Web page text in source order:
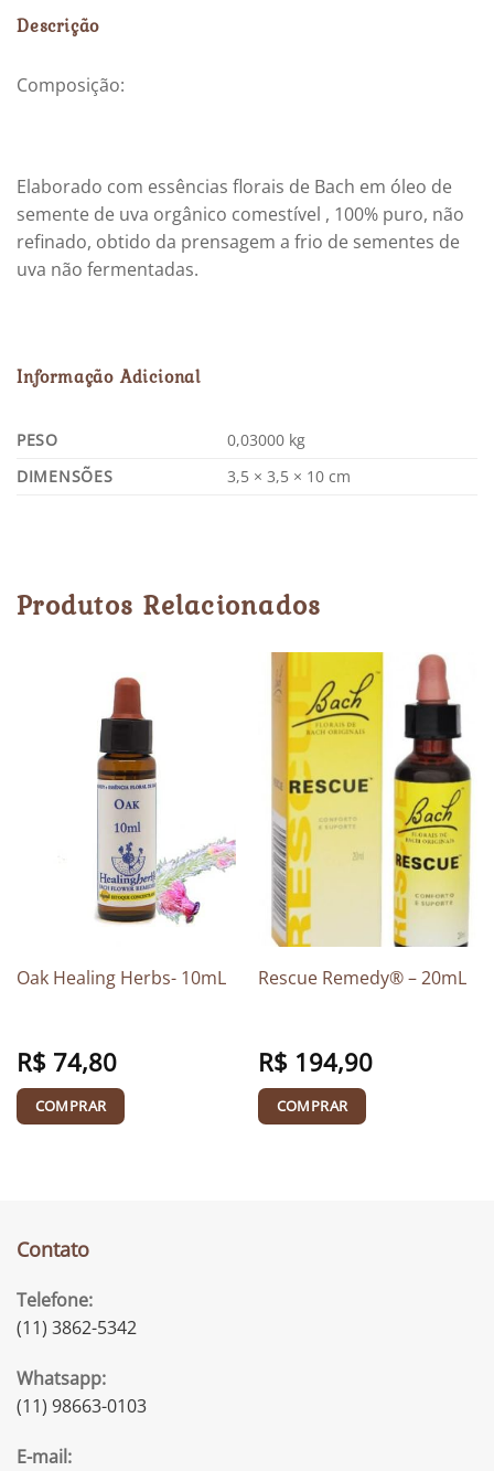
Descrição
Composição:
Elaborado com essências florais de Bach em óleo de
semente de uva orgânico comestível , 100% puro, não
refinado, obtido da prensagem a frio de sementes de
uva não fermentadas.
Informação Adicional
PESO
0,03000 kg
DIMENSÕES
3,5 × 3,5 × 10 cm
Produtos Relacionados
Oak Healing Herbs- 10mL
R$74,80
COMPRAR
Rescue Remedy® – 20mL
R$194,90
COMPRAR
Contato
Telefone:
(11) 3862-5342
Whatsapp:
(11) 98663-0103
E-mail: